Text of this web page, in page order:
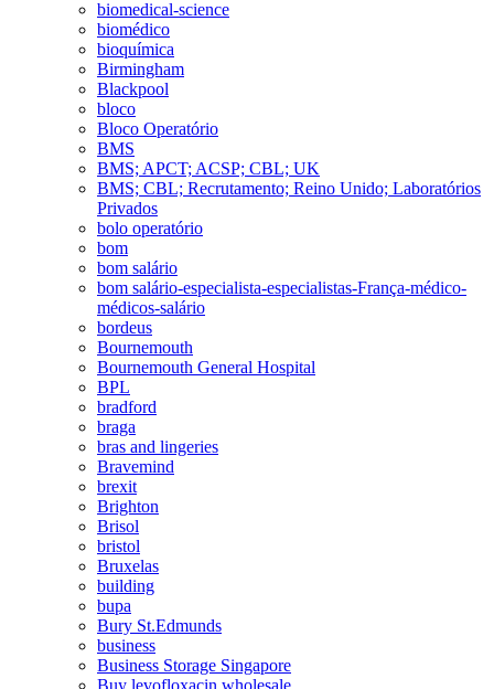
biomedical-science
biomédico
bioquímica
Birmingham
Blackpool
bloco
Bloco Operatório
BMS
BMS; APCT; ACSP; CBL; UK
BMS; CBL; Recrutamento; Reino Unido; Laboratórios
Privados
bolo operatório
bom
bom salário
bom salário-especialista-especialistas-França-médico-
médicos-salário
bordeus
Bournemouth
Bournemouth General Hospital
BPL
bradford
braga
bras and lingeries
Bravemind
brexit
Brighton
Brisol
bristol
Bruxelas
building
bupa
Bury St.Edmunds
business
Business Storage Singapore
Buy levofloxacin wholesale